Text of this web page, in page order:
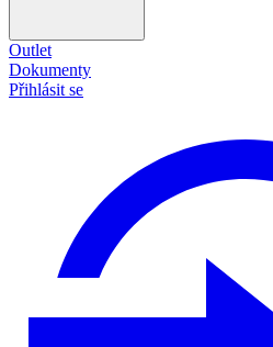
Outlet
Dokumenty
Přihlásit se